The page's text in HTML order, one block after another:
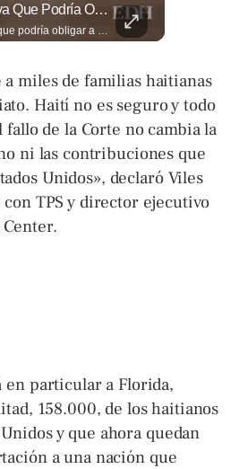
La Normativa Que Podría Obligar A Miles De Solicitantes A Salir De Estados Unidos Para Tramitar Su Residencia En Sus Países De Origen Sigue Vigente.
La normativa que podría obligar a miles de solicitantes a salir de Estados Unidos para tramitar su residencia en sus países de origen sigue vigente. ¿A quiénes podría afectar? Sandra Guevara lo explica. Más información en ➡️ eldiariodehoy.com #Migración #residenciapermanente #USA
a miles de familias haitianas
Haití no es seguro y todo
fallo de la Corte no cambia la
ni las contribuciones que
Unidos», declaró Viles
TPS y director ejecutivo
en particular a Florida,
158.000, de los haitianos
y que ahora quedan
a una nación que